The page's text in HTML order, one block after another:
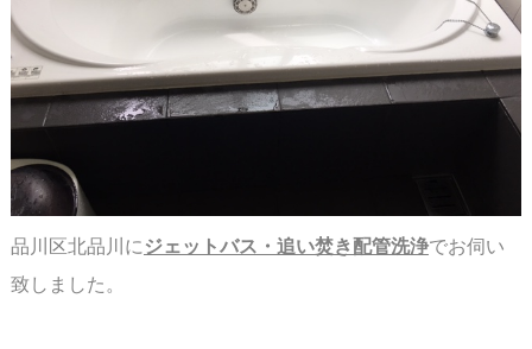
品川区北品川に ジェットバス・追い焚き配管洗浄でお伺い
致しました。